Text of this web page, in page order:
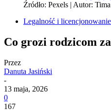
Źródło: Pexels | Autor:
Legalność i
Co grozi rodzicom
Przez
Danuta Jasiński
-
13 maja, 2026
0
167